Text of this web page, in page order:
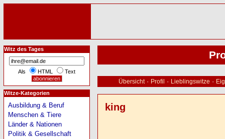
Übersicht · Profil · Lieblingswitze ·
king
Witz des Tages
Als HTML Text
Witze-Kategorien
Ausbildung & Beruf
Menschen & Tiere
Länder & Nationen
Politik & Gesellschaft